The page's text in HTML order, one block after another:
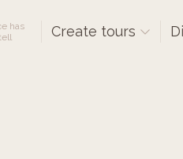
has
Create tours